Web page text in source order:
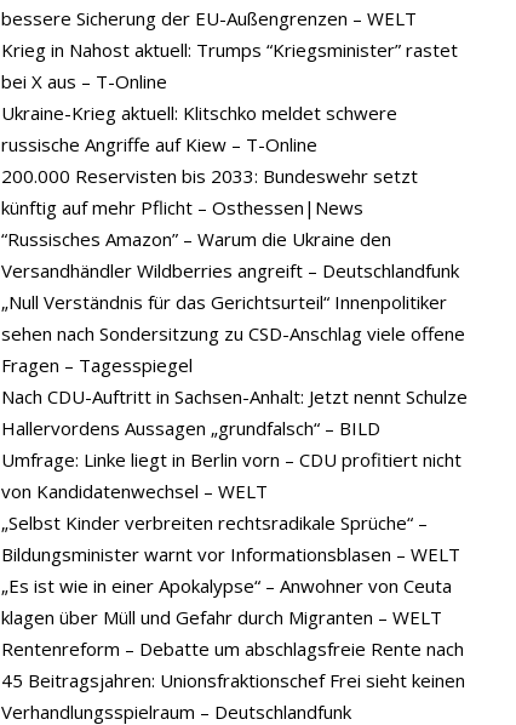
bessere Sicherung der EU-Außengrenzen – WELT
Krieg in Nahost aktuell: Trumps “Kriegsminister” rastet
bei X aus – T-Online
Ukraine-Krieg aktuell: Klitschko meldet schwere
russische Angriffe auf Kiew – T-Online
200.000 Reservisten bis 2033: Bundeswehr setzt
künftig auf mehr Pflicht – Osthessen|News
“Russisches Amazon” – Warum die Ukraine den
Versandhändler Wildberries angreift – Deutschlandfunk
„Null Verständnis für das Gerichtsurteil“ Innenpolitiker
sehen nach Sondersitzung zu CSD-Anschlag viele offene
Fragen – Tagesspiegel
Nach CDU-Auftritt in Sachsen-Anhalt: Jetzt nennt Schulze
Hallervordens Aussagen „grundfalsch“ – BILD
Umfrage: Linke liegt in Berlin vorn – CDU profitiert nicht
von Kandidatenwechsel – WELT
„Selbst Kinder verbreiten rechtsradikale Sprüche“ –
Bildungsminister warnt vor Informationsblasen – WELT
„Es ist wie in einer Apokalypse“ – Anwohner von Ceuta
klagen über Müll und Gefahr durch Migranten – WELT
Rentenreform – Debatte um abschlagsfreie Rente nach
45 Beitragsjahren: Unionsfraktionschef Frei sieht keinen
Verhandlungsspielraum – Deutschlandfunk